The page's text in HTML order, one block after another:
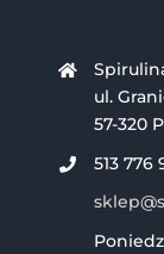
ul.
57-320
513 776